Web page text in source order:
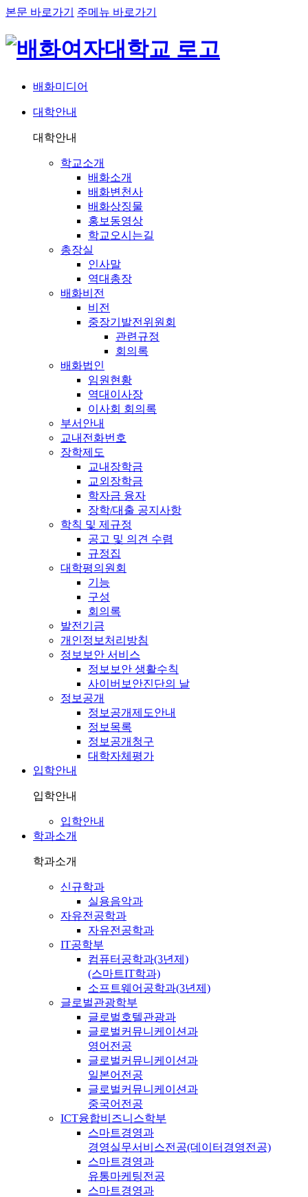
본문 바로가기 주메뉴 바로가기
배화미디어
네비게이션
대학안내
대학안내
학교소개
배화소개
배화변천사
배화상징물
홍보동영상
학교오시는길
총장실
인사말
역대총장
배화비전
비전
중장기발전위원회
관련규정
회의록
배화법인
임원현황
역대이사장
이사회 회의록
부서안내
교내전화번호
장학제도
교내장학금
교외장학금
학자금 융자
장학/대출 공지사항
학칙 및 제규정
공고 및 의견 수렴
규정집
대학평의원회
기능
구성
회의록
발전기금
개인정보처리방침
정보보안 서비스
정보보안 생활수칙
사이버보안진단의 날
정보공개
정보공개제도안내
정보목록
정보공개청구
대학자체평가
입학안내
입학안내
입학안내
학과소개
학과소개
신규학과
실용음악과
자유전공학과
자유전공학과
IT공학부
컴퓨터공학과(3년제)
(스마트IT학과)
소프트웨어공학과(3년제)
글로벌관광학부
글로벌호텔관광과
글로벌커뮤니케이션과
영어전공
글로벌커뮤니케이션과
일본어전공
글로벌커뮤니케이션과
중국어전공
ICT융합비즈니스학부
스마트경영과
경영실무서비스전공(데이터경영전공)
스마트경영과
유통마케팅전공
스마트경영과